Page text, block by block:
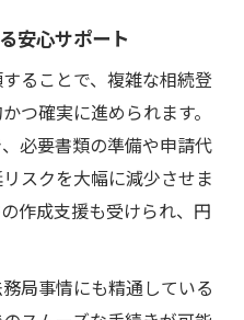
安心サポート
ることで、複雑な相続登
つ確実に進められます。
必要書類の準備や申請代
スクを大幅に減少させま
作成支援も受けられ、円
局事情にも精通している